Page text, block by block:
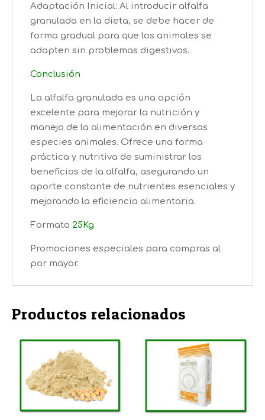
Adaptación Inicial: Al introducir alfalfa
granulada en la dieta, se debe hacer de
forma gradual para que los animales se
adapten sin problemas digestivos.
Conclusión
La alfalfa granulada es una opción
excelente para mejorar la nutrición y
manejo de la alimentación en diversas
especies animales. Ofrece una forma
práctica y nutritiva de suministrar los
beneficios de la alfalfa, asegurando un
aporte constante de nutrientes esenciales y
mejorando la eficiencia alimentaria.
Formato 25Kg
Promociones especiales para compras al
por mayor.
Productos relacionados